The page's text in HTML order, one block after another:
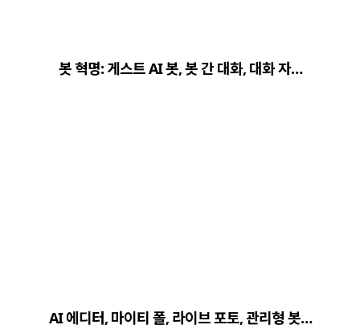
봇 혁명: 게스트 AI 봇, 봇 간 대화, 대화 자…
AI 에디터, 마이티 폴, 라이브 포토, 관리형 봇…